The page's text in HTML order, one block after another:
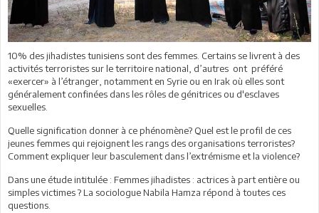
10% des jihadistes tunisiens sont des femmes. Certains se livrent à des
activités terroristes sur le territoire national, d’autres ont préféré
«exercer» à l’étranger, notamment en Syrie ou en Irak où elles sont
généralement confinées dans les rôles de génitrices ou d'esclaves
sexuelles.
Quelle signification donner à ce phénomène? Quel est le profil de ces
jeunes femmes qui rejoignent les rangs des organisations terroristes?
Comment expliquer leur basculement dans l’extrémisme et la violence?
Dans une étude intitulée : Femmes jihadistes : actrices à part entière ou
simples victimes ? La sociologue Nabila Hamza répond à toutes ces
questions.